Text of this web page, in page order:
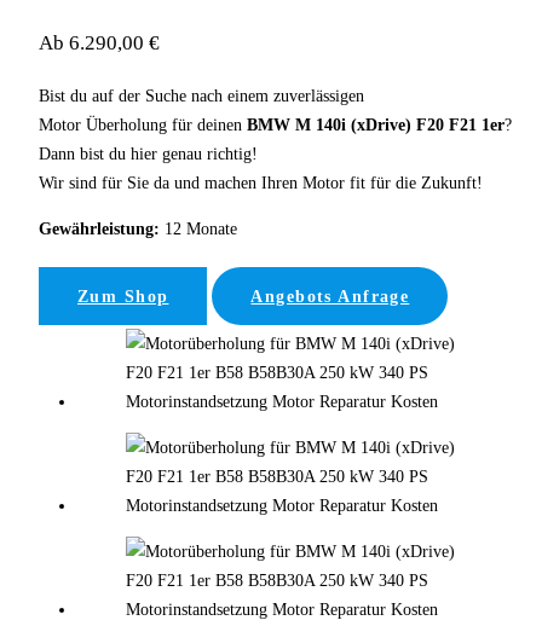
Ab 6.290,00 €
Bist du auf der Suche nach einem zuverlässigen
Motor Überholung für deinen BMW M 140i (xDrive) F20 F21 1er?
Dann bist du hier genau richtig!
Wir sind für Sie da und machen Ihren Motor fit für die Zukunft!
Gewährleistung: 12 Monate
Zum Shop Angebots Anfrage